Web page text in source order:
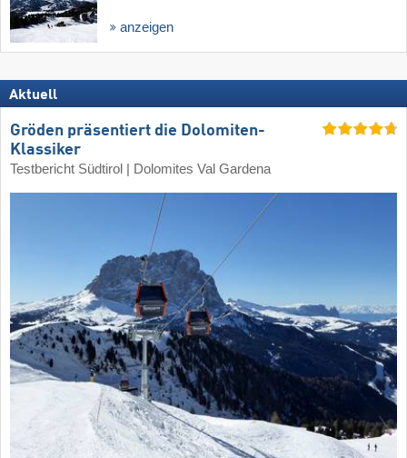
anzeigen
Aktuell
Gröden präsentiert die Dolomiten-
Klassiker
Testbericht Südtirol | Dolomites Val Gardena